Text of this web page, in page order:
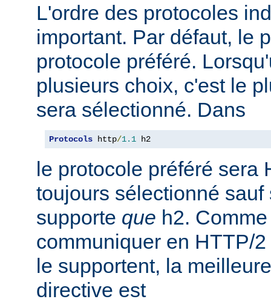
L'ordre des protocoles
important. Par défaut, le
protocole préféré.
plusieurs choix, c'est le
sera sélectionné. Dans
Protocols http/1.1 h2
le protocole préféré sera
toujours sélectionné sauf
supporte que h2.
communiquer en HTTP/
le supportent, la
directive est